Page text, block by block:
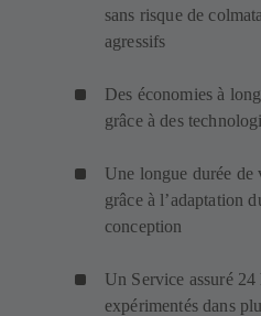
sans risque de
agressifs
Des économies à
grâce à des
Une longue durée de
grâce à l’adaptation
conception
Un Service assuré
expérimentés dans